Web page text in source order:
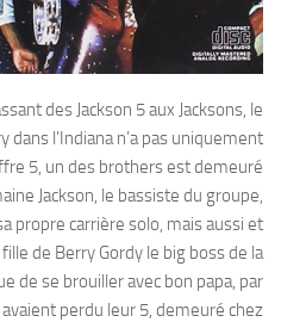
des Jackson 5 aux Jacksons, le
dans l’Indiana n’a pas uniquement
5, un des brothers est demeuré
Jackson, le bassiste du groupe,
propre carrière solo, mais aussi et
de Berry Gordy le big boss de la
de se brouiller avec bon papa, par
perdu leur 5, demeuré chez